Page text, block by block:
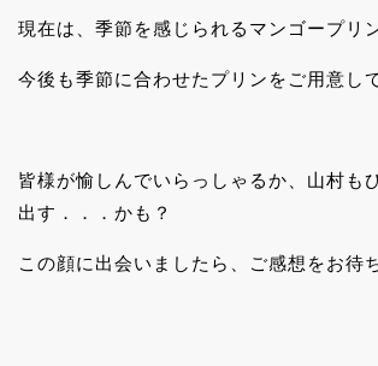
現在は、季節を感じられるマンゴープリ
今後も季節に合わせたプリンをご用意し
皆様が愉しんでいらっしゃるか、山村も
出す．．．かも？
この顔に出会いましたら、ご感想をお待